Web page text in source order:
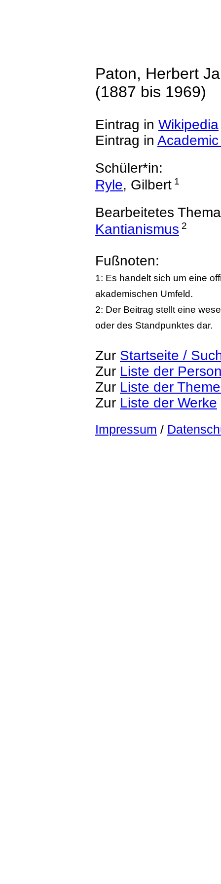
Paton, Herbert
(1887 bis 1969)
Eintrag in Wikipedia
Eintrag in
Schüler*in:
Ryle, Gilbert 1
Bearbeitetes
Kantianismus 2
Fußnoten:
1: Es handelt sich um eine
akademischen Umfeld.
2: Der Beitrag stellt eine
oder des Standpunktes dar.
Zur Startseite /
Zur Liste der
Zur Liste der
Zur Liste der Werke
Impressum /